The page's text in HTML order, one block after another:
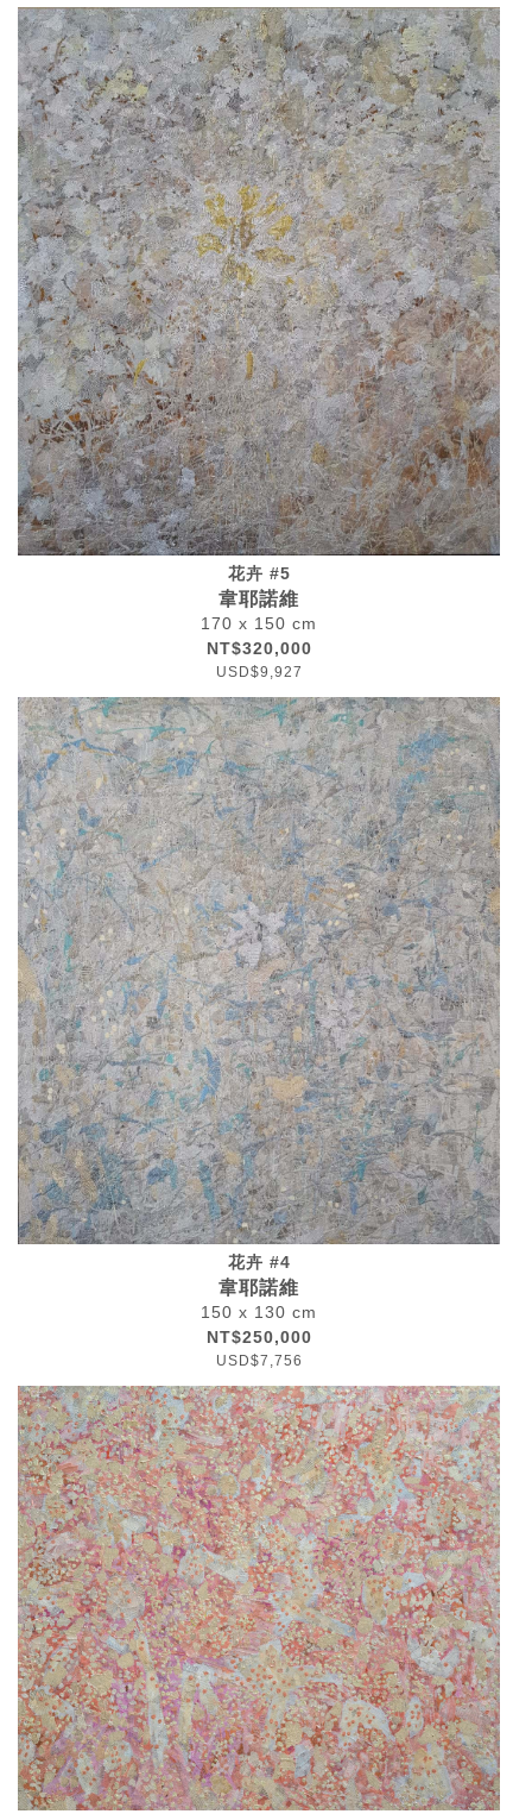
花卉 #5
韋耶諾維
170 x 150 cm
NT$320,000
USD$9,927
花卉 #4
韋耶諾維
150 x 130 cm
NT$250,000
USD$7,756